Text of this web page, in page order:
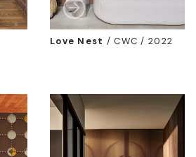
Love Nest /CWC / 2022